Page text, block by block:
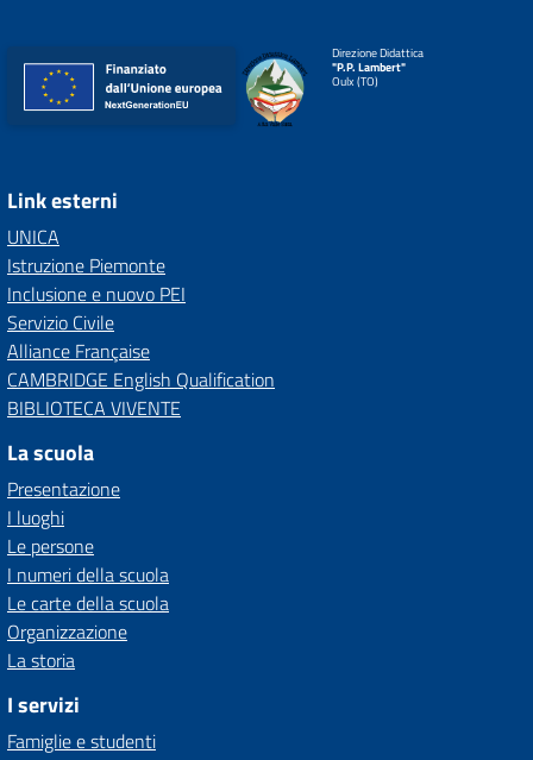
Direzione Didattica
"P.P. Lambert"
Oulx (TO)
Link esterni
UNICA
Istruzione Piemonte
Inclusione e nuovo PEI
Servizio Civile
Alliance Française
CAMBRIDGE English Qualification
BIBLIOTECA VIVENTE
La scuola
Presentazione
I luoghi
Le persone
I numeri della scuola
Le carte della scuola
Organizzazione
La storia
I servizi
Famiglie e studenti